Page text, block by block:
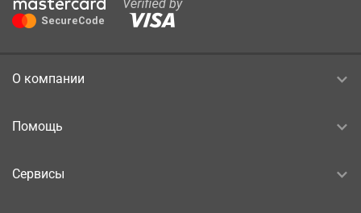
О компании
Помощь
Сервисы